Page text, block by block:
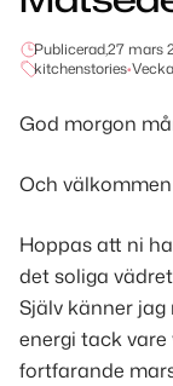
Publicerad,27 mars
kitchenstories•
God morgon
Och välkommen
Hoppas att ni
det soliga
Själv känner
energi tack
fortfarande